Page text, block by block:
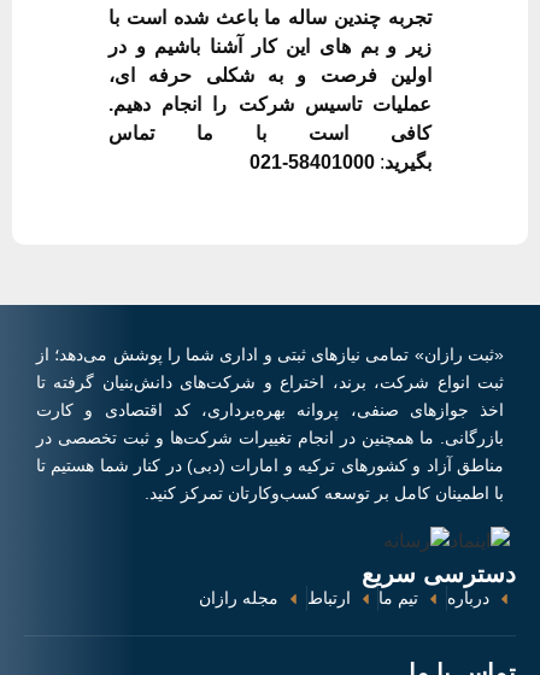
تجربه چندین ساله ما باعث شده است با
زیر و بم های این کار آشنا باشیم و در
اولین فرصت و به شکلی حرفه ای،
عملیات تاسیس شرکت را انجام دهیم.
کافی است با ما تماس
بگیرید:
58401000-021
«ثبت رازان» تمامی نیازهای ثبتی و اداری شما را پوشش می‌دهد؛ از
ثبت انواع شرکت، برند، اختراع و شرکت‌های دانش‌بنیان گرفته تا
اخذ جوازهای صنفی، پروانه بهره‌برداری، کد اقتصادی و کارت
بازرگانی. ما همچنین در انجام تغییرات شرکت‌ها و ثبت تخصصی در
مناطق آزاد و کشورهای ترکیه و امارات (دبی) در کنار شما هستیم تا
با اطمینان کامل بر توسعه کسب‌وکارتان تمرکز کنید.
دسترسی سریع
درباره تیم ما ارتباط مجله رازان